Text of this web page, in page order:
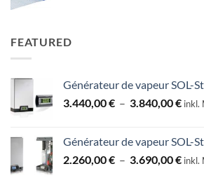
FEATURED
Générateur de vapeur SOL-
3.440,00€ – 3.840,00€
à
inkl.
Générateur de vapeur SOL-
2.260,00€ – 3.690,00€ inkl.